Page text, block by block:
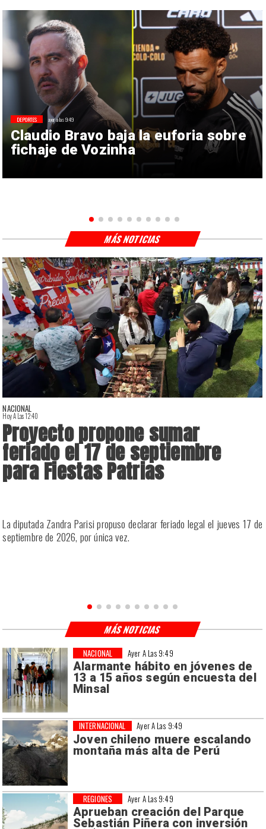
Claudio Bravo baja la euforia sobre
fichaje de Vozinha
DEPORTES ayer a las 9:49
NACIONAL
Hoy A Las 12:40
Proyecto propone sumar
feriado el 17 de septiembre
para Fiestas Patrias
La diputada Zandra Parisi propuso declarar feriado legal el jueves 17 de
septiembre de 2026, por única vez.
MÁS NOTICIAS
Ayer A Las 9:49
Alarmante hábito en jóvenes de
13 a 15 años según encuesta del
Minsal
NACIONAL
Ayer A Las 9:49
Joven chileno muere escalando
montaña más alta de Perú
INTERNACIONAL
Ayer A Las 9:49
Aprueban creación del Parque
Sebastián Piñera con inversión
REGIONES
MÁS NOTICIAS